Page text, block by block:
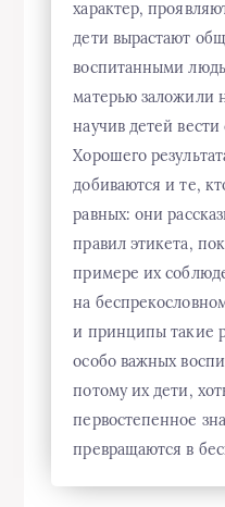
характер,
дети вырастают
воспитанными
матерью заложили
научив детей
Хорошего
добиваются и те,
равных: они
правил этикета,
примере их
на
и принципы такие
особо важных
потому их дети,
первостепенное
превращаются в